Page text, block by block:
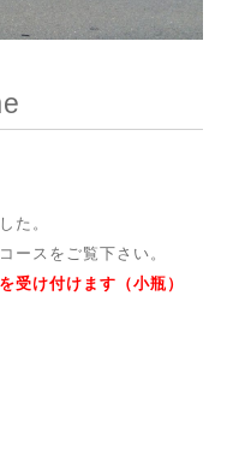
た。
ースをご覧下さい。
け付けます（小瓶）